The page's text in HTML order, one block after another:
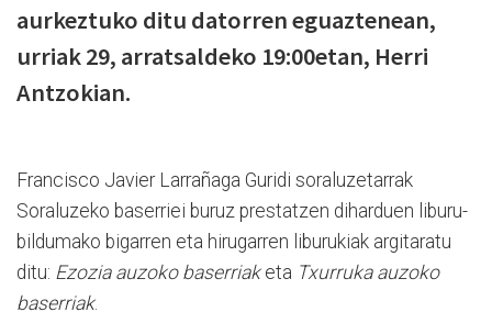
aurkeztuko ditu datorren eguaztenean,
urriak 29, arratsaldeko 19:00etan, Herri
Antzokian.
Francisco Javier Larrañaga Guridi soraluzetarrak
Soraluzeko baserriei buruz prestatzen diharduen liburu-
bildumako bigarren eta hirugarren liburukiak argitaratu
ditu: Ezozia auzoko baserriak eta Txurruka auzoko
baserriak.